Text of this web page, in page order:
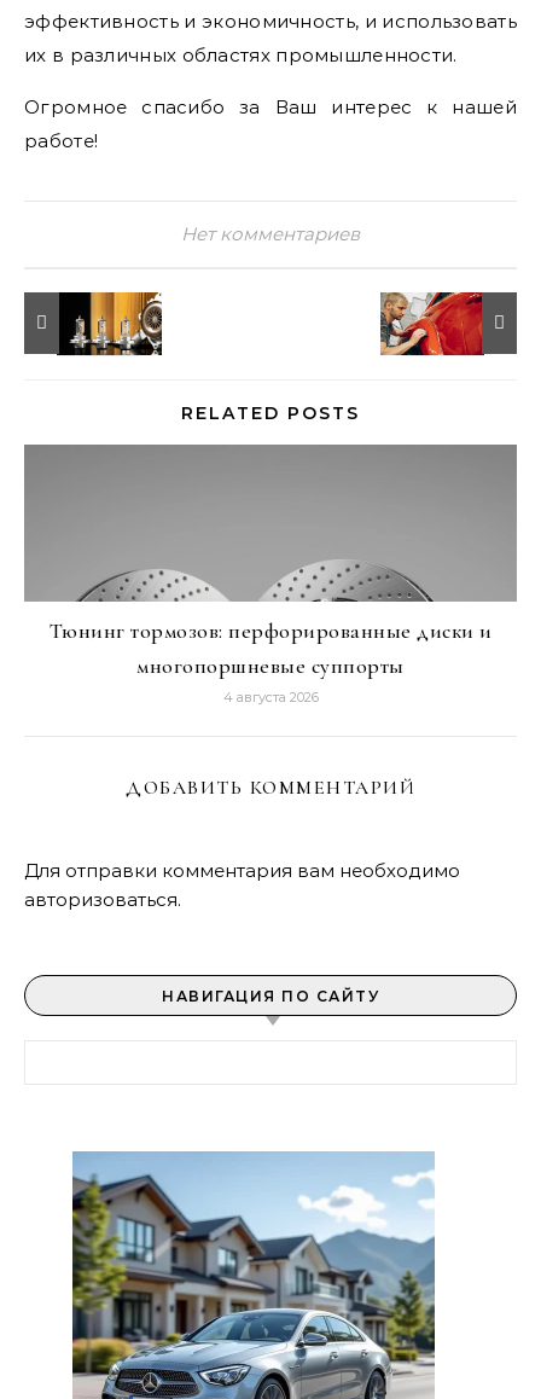
эффективность и экономичность, и использовать
их в различных областях промышленности.
Огромное спасибо за Ваш интерес к нашей
работе!
Нет комментариев
RELATED POSTS
Тюнинг тормозов: перфорированные диски и
многопоршневые суппорты
4 августа 2026
ДОБАВИТЬ КОММЕНТАРИЙ
Для отправки комментария вам необходимо
авторизоваться.
НАВИГАЦИЯ ПО САЙТУ